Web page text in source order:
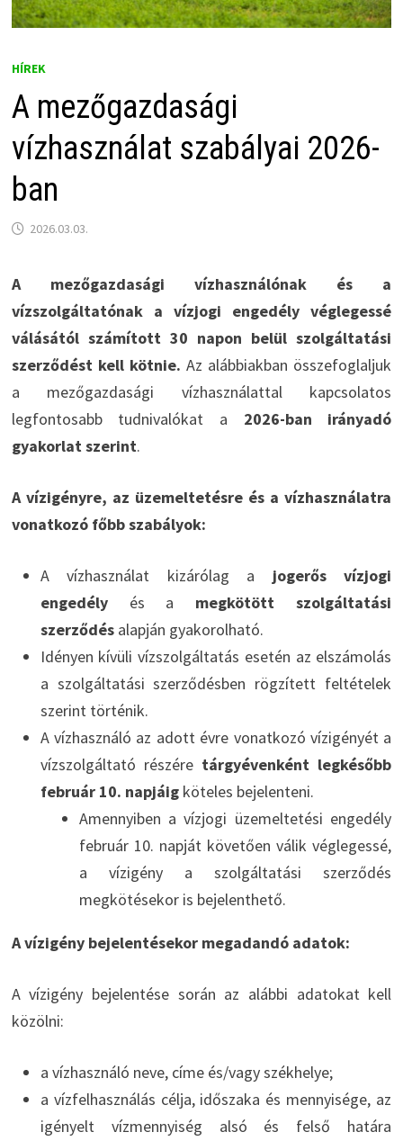
HÍREK
A mezőgazdasági
vízhasználat szabályai 2026-
ban
2026.03.03.
A mezőgazdasági vízhasználónak és a
vízszolgáltatónak a vízjogi engedély véglegessé
válásától számított 30 napon belül szolgáltatási
szerződést kell kötnie. Az alábbiakban összefoglaljuk
a mezőgazdasági vízhasználattal kapcsolatos
legfontosabb tudnivalókat a 2026-ban irányadó
gyakorlat szerint.
A vízigényre, az üzemeltetésre és a vízhasználatra
vonatkozó főbb szabályok:
A vízhasználat kizárólag a jogerős vízjogi
engedélyés a megkötött szolgáltatási
szerződésalapján gyakorolható.
Idényen kívüli vízszolgáltatás esetén az elszámolás
a szolgáltatási szerződésben rögzített feltételek
szerint történik.
A vízhasználó az adott évre vonatkozó vízigényét a
vízszolgáltató részére tárgyévenként legkésőbb
február 10. napjáigköteles bejelenteni.
Amennyiben a vízjogi üzemeltetési engedély
február 10. napját követően válik véglegessé,
a vízigény a szolgáltatási szerződés
megkötésekor is bejelenthető.
A vízigény bejelentésekor megadandó adatok:
A vízigény bejelentése során az alábbi adatokat kell
közölni:
a vízhasználó neve, címe és/vagy székhelye;
a vízfelhasználás célja, időszaka és mennyisége, az
igényelt vízmennyiség alsó és felső határa